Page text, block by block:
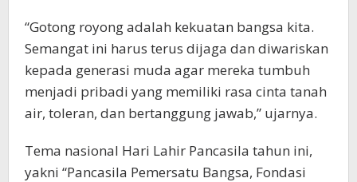
“Gotong royong adalah kekuatan bangsa kita.
Semangat ini harus terus dijaga dan diwariskan
kepada generasi muda agar mereka tumbuh
menjadi pribadi yang memiliki rasa cinta tanah
air, toleran, dan bertanggung jawab,” ujarnya.
Tema nasional Hari Lahir Pancasila tahun ini,
yakni “Pancasila Pemersatu Bangsa, Fondasi